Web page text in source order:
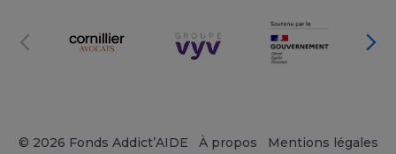
© 2026 Fonds Addict’AIDE À propos Mentions légales